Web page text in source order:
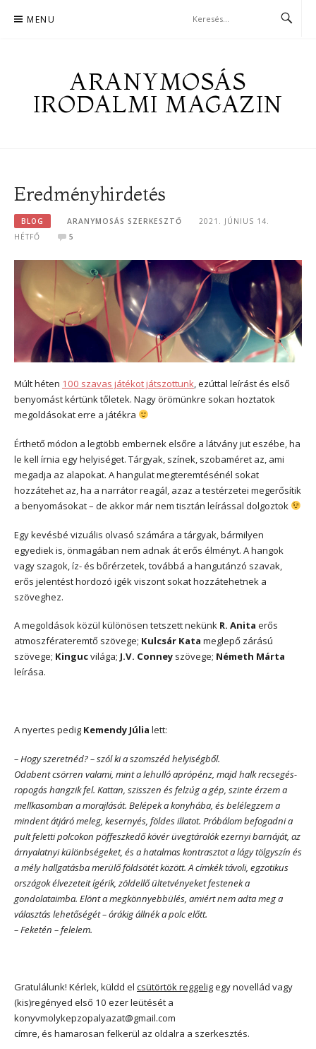
MENU
ARANYMOSÁS
IRODALMI MAGAZIN
Eredményhirdetés
BLOG ARANYMOSÁS SZERKESZTŐ
2021. JÚNIUS 14.
HÉTFŐ
5
Múlt héten 100 szavas játékot játszottunk, ezúttal leírást és első
benyomást kértünk tőletek. Nagy örömünkre sokan hoztatok
megoldásokat erre a játékra
Érthető módon a legtöbb embernek elsőre a látvány jut eszébe, ha
le kell írnia egy helyiséget. Tárgyak, színek, szobaméret az, ami
megadja az alapokat. A hangulat megteremtésénél sokat
hozzátehet az, ha a narrátor reagál, azaz a testérzetei megerősítik
a benyomásokat – de akkor már nem tisztán leírással dolgoztok
Egy kevésbé vizuális olvasó számára a tárgyak, bármilyen
egyediek is, önmagában nem adnak át erős élményt. A hangok
vagy szagok, íz- és bőrérzetek, továbbá a hangutánzó szavak,
erős jelentést hordozó igék viszont sokat hozzátehetnek a
szöveghez.
A megoldások közül különösen tetszett nekünk R. Anita erős
atmoszférateremtő szövege; Kulcsár Kata meglepő zárású
szövege; Kingucvilága; J.V. Conney szövege; Németh Márta
leírása.
A nyertes pedig Kemendy Júlia lett:
– Hogy szeretnéd? – szól ki a szomszéd helyiségből.
Odabent csörren valami, mint a lehulló aprópénz, majd halk recsegés-
ropogás hangzik fel. Kattan, szisszen és felzúg a gép, szinte érzem a
mellkasomban a morajlását. Belépek a konyhába, és belélegzem a
mindent átjáró meleg, kesernyés, földes illatot. Próbálom befogadni a
pult feletti polcokon pöffeszkedő kövér üvegtárolók ezernyi barnáját, az
árnyalatnyi különbségeket, és a hatalmas kontrasztot a lágy tölgyszín és
a mély hallgatásba merülő földsötét között. A címkék távoli, egzotikus
országok élvezeteit ígérik, zöldellő ültetvényeket festenek a
gondolataimba. Elönt a megkönnyebbülés, amiért nem adta meg a
választás lehetőségét – órákig állnék a polc előtt.
– Feketén – felelem.
Gratulálunk! Kérlek, küldd el csütörtök reggeligegy novellád vagy
(kis)regényed első 10 ezer leütését a
konyvmolykepzopalyazat@gmail.com
címre, és hamarosan felkerül az oldalra a szerkesztés.